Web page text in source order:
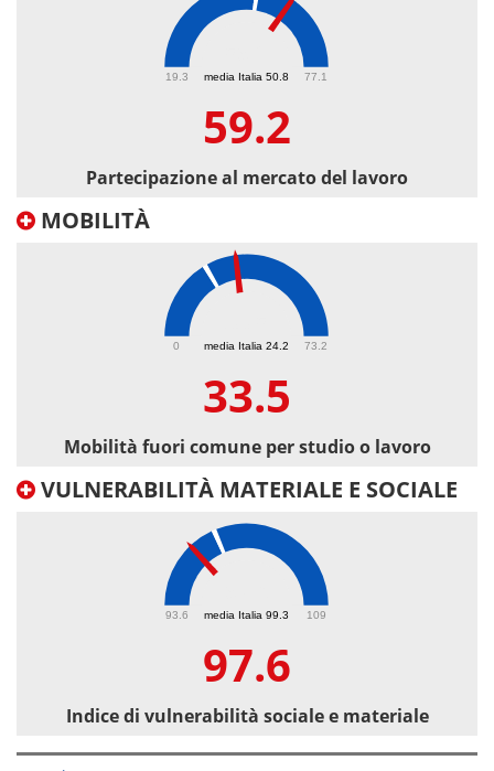
media Italia 50.8
19.3 77.1
59.2
Partecipazione al mercato del lavoro
MOBILITÀ
media Italia 24.2
0 73.2
33.5
Mobilità fuori comune per studio o lavoro
VULNERABILITÀ MATERIALE E SOCIALE
media Italia 99.3
93.6 109
97.6
Indice di vulnerabilità sociale e materiale